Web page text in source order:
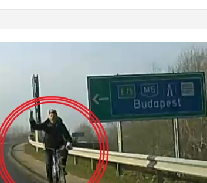
-
k
b
e
é
k
p